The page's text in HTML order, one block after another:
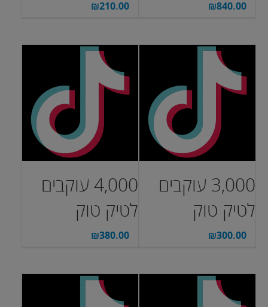
₪840.00
₪210.00
3,000 עוקבים
לטיק טוק
₪300.00
4,000 עוקבים
לטיק טוק
₪380.00